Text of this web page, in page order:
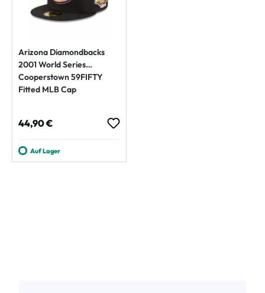
Arizona Diamondbacks
2001 World Series
Cooperstown 59FIFTY
Fitted MLB Cap
Regulärer Preis:
44,90 €
Auf Lager